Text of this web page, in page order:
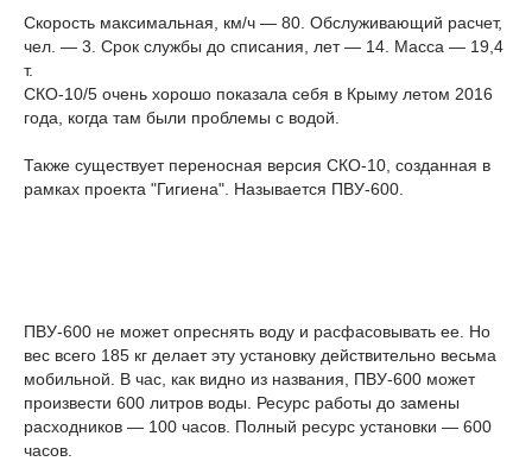
Скорость максимальная, км/ч — 80. Обслуживающий расчет,
чел. — 3. Срок службы до списания, лет — 14. Масса — 19,4
т.
СКО-10/5 очень хорошо показала себя в Крыму летом 2016
года, когда там были проблемы с водой.
Также существует переносная версия СКО-10, созданная в
рамках проекта "Гигиена". Называется ПВУ-600.
ПВУ-600 не может опреснять воду и расфасовывать ее. Но
вес всего 185 кг делает эту установку действительно весьма
мобильной. В час, как видно из названия, ПВУ-600 может
произвести 600 литров воды. Ресурс работы до замены
расходников — 100 часов. Полный ресурс установки — 600
часов.